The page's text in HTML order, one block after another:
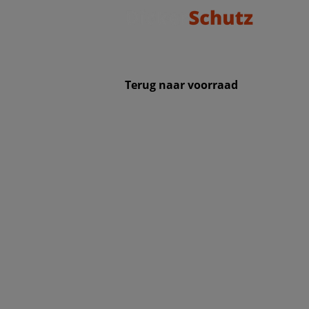
Terug naar voorraad